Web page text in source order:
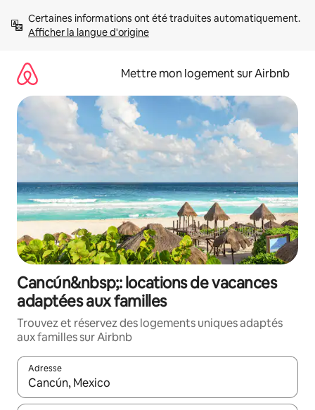
directement
Afficher la langue d'origine
Mettre mon logement sur Airbnb
Cancún&nbsp;: locations de vacances
adaptées aux familles
Trouvez et réservez des logements uniques adaptés
aux familles sur Airbnb
Adresse
Lorsque les résultats s'affichent, utilisez les flèches vers le